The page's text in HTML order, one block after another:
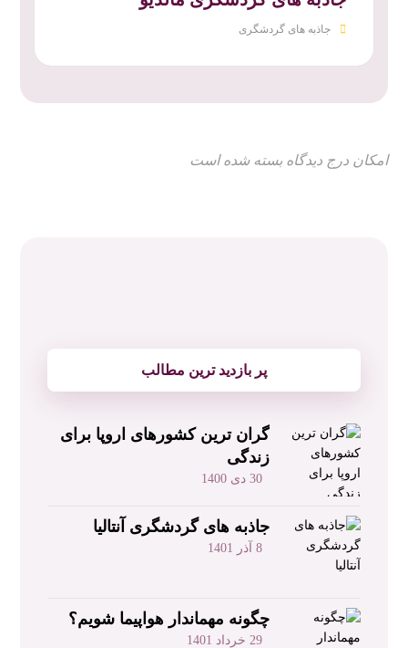
جاذبه های گردشگری
امکان درج دیدگاه بسته شده است
پر بازدید ترین مطالب
گران ترین کشورهای اروپا برای
زندگی
30 دی 1400
جاذبه های گردشگری آنتالیا
8 آذر 1401
چگونه مهماندار هواپیما شویم؟
29 خرداد 1401